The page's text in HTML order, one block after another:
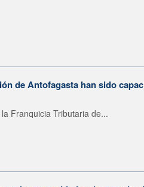
de Antofagasta han sido
Franquicia Tributaria de...